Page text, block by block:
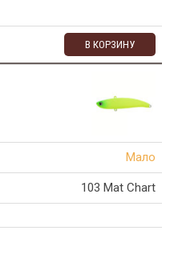
В КОРЗИНУ
Мало
103 Mat Chart